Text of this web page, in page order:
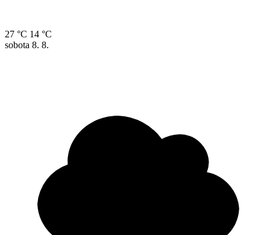
27 °C 14 °C
sobota 8. 8.